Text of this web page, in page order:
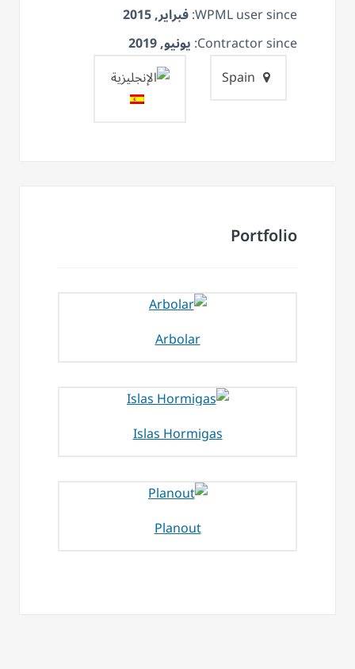
WPML user since: فبراير, 2015
Contractor since: يونيو, 2019
Portfolio
Arbolar
Islas Hormigas
Planout